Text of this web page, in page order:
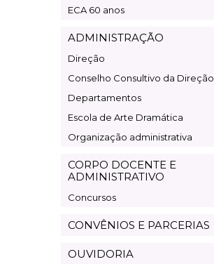
ECA 60 anos
ADMINISTRAÇÃO
Direção
Conselho Consultivo da Direção
Departamentos
Escola de Arte Dramática
Organização administrativa
CORPO DOCENTE E
ADMINISTRATIVO
Concursos
CONVÊNIOS E PARCERIAS
OUVIDORIA